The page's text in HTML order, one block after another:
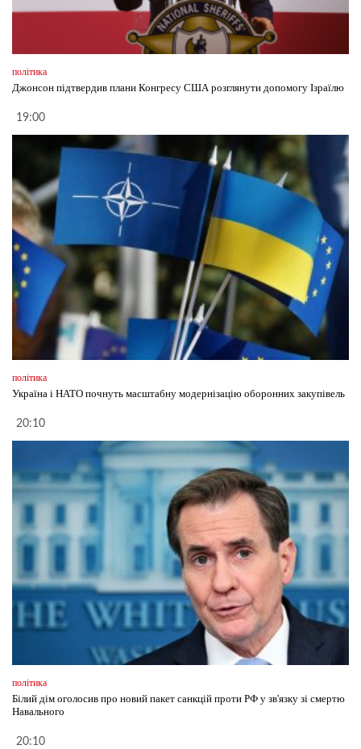
політика
Джонсон підтвердив плани Конгресу США розглянути допомогу Ізраїлю
19:00
політика
Україна і НАТО почнуть масштабну модернізацію оборонних закупівель
20:10
політика
Білий дім оголосив про новий пакет санкцій проти РФ у зв'язку зі смертю
Навального
20:10